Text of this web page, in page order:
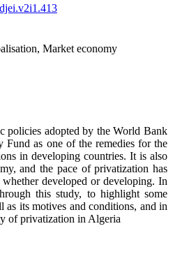
Market economy
policies adopted by the World Bank
Fund as one of the remedies for the
in developing countries. It is also
and the pace of privatization has
developed or developing. In
this study, to highlight some
as its motives and conditions, and in
of privatization in Algeria